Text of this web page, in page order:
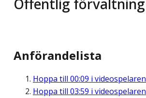
Offentlig förvaltning
Anförandelista
Hoppa till 00:09 i videospelaren
Hoppa till 03:59 i videospelaren